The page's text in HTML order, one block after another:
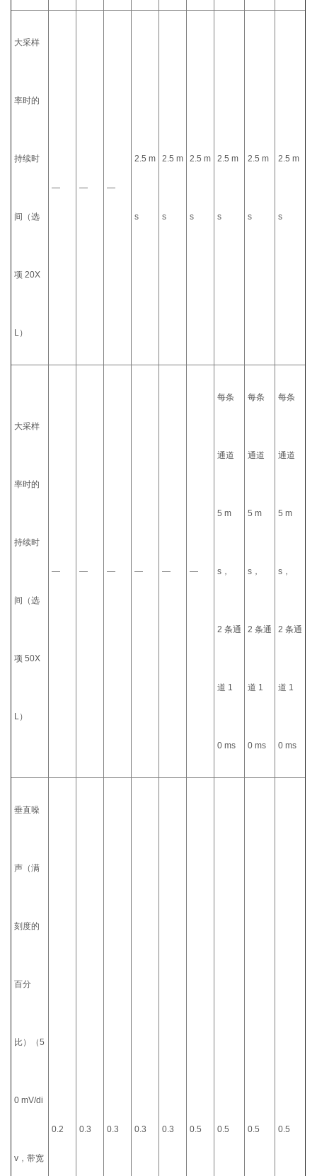
大采样
率时的
持续时
间（选
项 20X
L）
— — —
2.5 m
s
2.5 m
s
2.5 m
s
2.5 m
s
2.5 m
s
2.5 m
s
大采样
率时的
持续时
间（选
项 50X
L）
— — — — — —
每条
通道
5 m
s，
2 条通
道 1
0 ms
每条
通道
5 m
s，
2 条通
道 1
0 ms
每条
通道
5 m
s，
2 条通
道 1
0 ms
垂直噪
声（满
刻度的
百分
比）（5
0 mV/di
v，带宽
0.2 0.3 0.3 0.3 0.3 0.5 0.5 0.5 0.5